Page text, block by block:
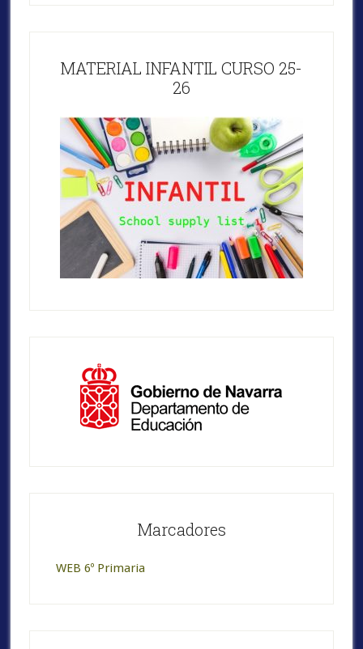
MATERIAL INFANTIL CURSO 25-
26
Marcadores
WEB 6º Primaria